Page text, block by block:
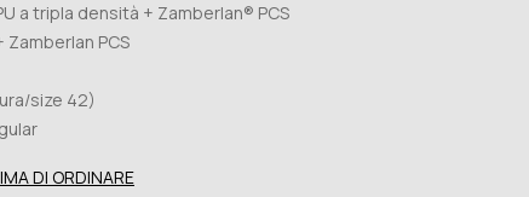
a tripla densità + Zamberlan® PCS
Zamberlan PCS
size 42)
DI ORDINARE